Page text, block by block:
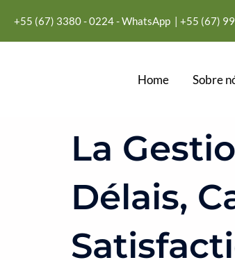
para
o
+55 (67) 3380 - 0224 - WhatsApp | +55 (67)
Home Sobre
La
Délais,